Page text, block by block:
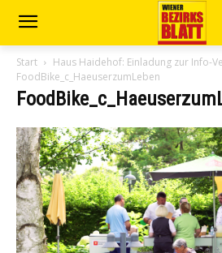
Start
Haus Haidehof: Einladung zur Info-
FoodBike_c_HaeuserzumLeben